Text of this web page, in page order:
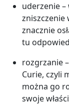
uderzenie
zniszczenie
znacznie
tu
rozgrzanie
Curie, czyli
można go
swoje